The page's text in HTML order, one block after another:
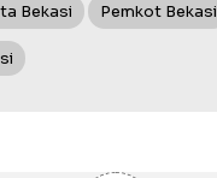
Bekasi Pemkot Bekasi